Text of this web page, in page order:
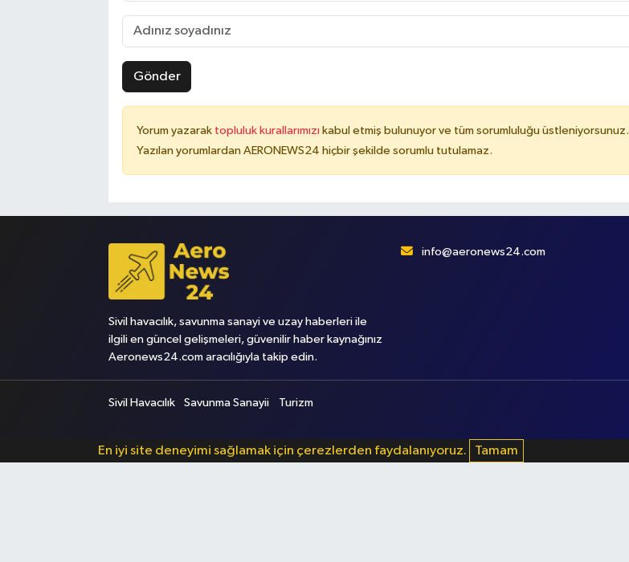
Gönder
Yorum yazarak topluluk kurallarımızı kabul etmiş bulunuyor ve tüm sorumluluğu üstleniyorsunuz.
Yazılan yorumlardan AERONEWS24 hiçbir şekilde sorumlu tutulamaz.
Sivil havacılık, savunma sanayi ve uzay haberleri ile
ilgili en güncel gelişmeleri, güvenilir haber kaynağınız
Aeronews24.com aracılığıyla takip edin.
info@aeronews24.com
Sivil Havacılık Savunma Sanayii Turizm
En iyi site deneyimi sağlamak için çerezlerden faydalanıyoruz. Tamam